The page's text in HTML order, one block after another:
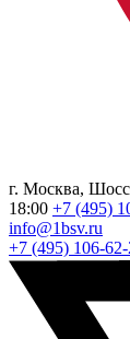
г. Москва,
18:00 +7 (495)
info@1bsv.ru
+7 (495) 106-62-